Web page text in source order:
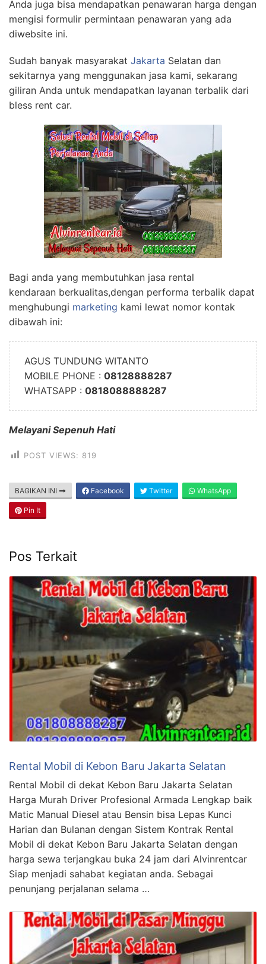
Anda juga bisa mendapatkan penawaran harga dengan
mengisi formulir permintaan penawaran yang ada
diwebsite ini.
Sudah banyak masyarakat Jakarta Selatan dan
sekitarnya yang menggunakan jasa kami, sekarang
giliran Anda untuk mendapatkan layanan terbalik dari
bless rent car.
Bagi anda yang membutuhkan jasa rental
kendaraan berkualitas,dengan performa terbalik dapat
menghubungi marketing kami lewat nomor kontak
dibawah ini:
AGUS TUNDUNG WITANTO
MOBILE PHONE : 08128888287
WHATSAPP : 0818088888287
Melayani Sepenuh Hati
POST VIEWS: 819
BAGIKAN INI Facebook Twitter WhatsApp
Pin It
Pos Terkait
Rental Mobil di Kebon Baru Jakarta Selatan
Rental Mobil di dekat Kebon Baru Jakarta Selatan
Harga Murah Driver Profesional Armada Lengkap baik
Matic Manual Diesel atau Bensin bisa Lepas Kunci
Harian dan Bulanan dengan Sistem Kontrak Rental
Mobil di dekat Kebon Baru Jakarta Selatan dengan
harga sewa terjangkau buka 24 jam dari Alvinrentcar
Siap menjadi sahabat kegiatan anda. Sebagai
penunjang perjalanan selama …